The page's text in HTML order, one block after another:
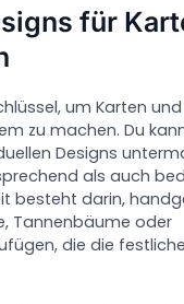
für
um Karten
zu machen. Du
Designs
als auch
besteht darin,
Tannenbäume oder
die die